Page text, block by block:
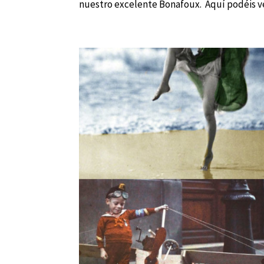
nuestro excelente Bonafoux. Aquí podéis